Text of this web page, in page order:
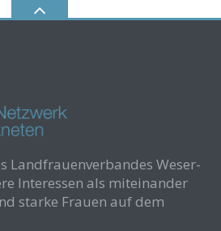
Landfrauenverbandes Weser-
Interessen als miteinander
starke Frauen auf dem